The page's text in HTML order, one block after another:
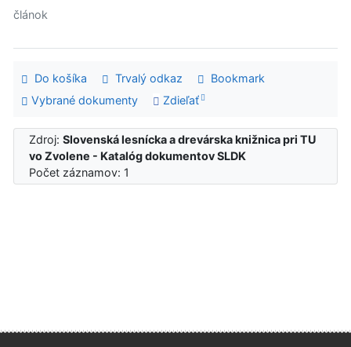
článok
Do košíka Trvalý odkaz
Bookmark
Vybrané dokumenty
Zdieľať
Zdroj:Slovenská lesnícka a drevárska knižnica pri TU
vo Zvolene - Katalóg dokumentov SLDK
Počet záznamov: 1